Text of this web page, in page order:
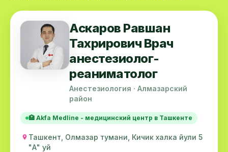
Аскаров Равшан
Тахрирович Врач
анестезиолог-
реаниматолог
Анестезиология · Алмазарский
район
🏥 Akfa Medline - медицинский центр в Ташкенте
Ташкент, Олмазар тумани, Кичик халка йули 5
"А" уй